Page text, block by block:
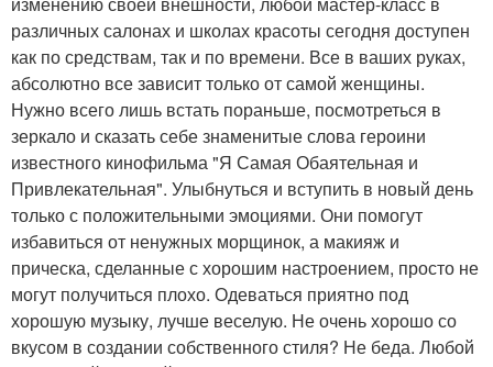
различных салонах и школах красоты сегодня доступен
как по средствам, так и по времени. Все в ваших руках,
абсолютно все зависит только от самой женщины.
Нужно всего лишь встать пораньше, посмотреться в
зеркало и сказать себе знаменитые слова героини
известного кинофильма "Я Самая Обаятельная и
Привлекательная". Улыбнуться и вступить в новый день
только с положительными эмоциями. Они помогут
избавиться от ненужных морщинок, а макияж и
прическа, сделанные с хорошим настроением, просто не
могут получиться плохо. Одеваться приятно под
хорошую музыку, лучше веселую. Не очень хорошо со
вкусом в создании собственного стиля? Не беда. Любой